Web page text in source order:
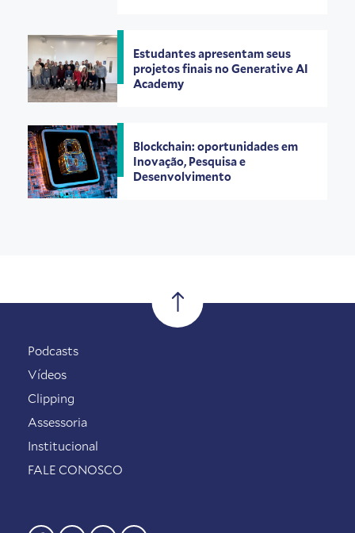
Estudantes apresentam seus
projetos finais no Generative AI
Academy
Blockchain: oportunidades em
Inovação, Pesquisa e
Desenvolvimento
Podcasts
Vídeos
Clipping
Assessoria
Institucional
FALE CONOSCO